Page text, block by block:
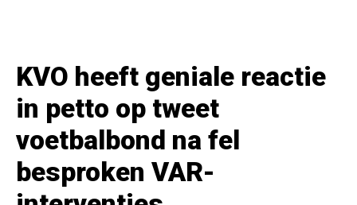
KVO heeft geniale reactie
in petto op tweet
voetbalbond na fel
besproken VAR-